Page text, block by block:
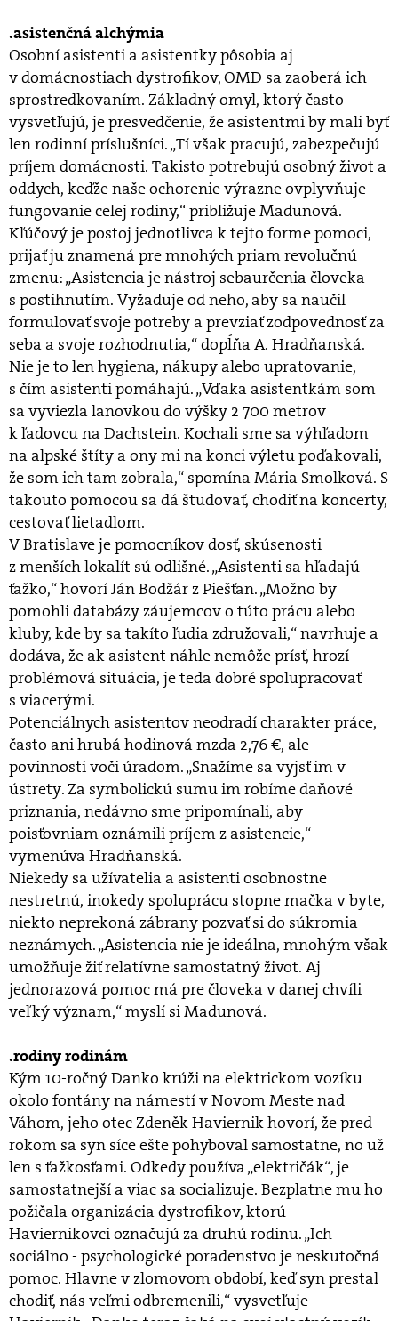
.asistenčná alchýmia
Osobní asistenti a asistentky pôsobia aj
v domácnostiach dystrofikov, OMD sa zaoberá ich
sprostredkovaním. Základný omyl, ktorý často
vysvetľujú, je presvedčenie, že asistentmi by mali byť
len rodinní príslušníci. „Tí však pracujú, zabezpečujú
príjem domácnosti. Takisto potrebujú osobný život a
oddych, keďže naše ochorenie výrazne ovplyvňuje
fungovanie celej rodiny,“ približuje Madunová.
Kľúčový je postoj jednotlivca k tejto forme pomoci,
prijať ju znamená pre mnohých priam revolučnú
zmenu: „Asistencia je nástroj sebaurčenia človeka
s postihnutím. Vyžaduje od neho, aby sa naučil
formulovať svoje potreby a prevziať zodpovednosť za
seba a svoje rozhodnutia,“ dopĺňa A. Hradňanská.
Nie je to len hygiena, nákupy alebo upratovanie,
s čím asistenti pomáhajú. „Vďaka asistentkám som
sa vyviezla lanovkou do výšky 2 700 metrov
k ľadovcu na Dachstein. Kochali sme sa výhľadom
na alpské štíty a ony mi na konci výletu poďakovali,
že som ich tam zobrala,“ spomína Mária Smolková. S
takouto pomocou sa dá študovať, chodiť na koncerty,
cestovať lietadlom.
V Bratislave je pomocníkov dosť, skúsenosti
z menších lokalít sú odlišné. „Asistenti sa hľadajú
ťažko,“ hovorí Ján Bodžár z Piešťan. „Možno by
pomohli databázy záujemcov o túto prácu alebo
kluby, kde by sa takíto ľudia združovali,“ navrhuje a
dodáva, že ak asistent náhle nemôže prísť, hrozí
problémová situácia, je teda dobré spolupracovať
s viacerými.
Potenciálnych asistentov neodradí charakter práce,
často ani hrubá hodinová mzda 2,76 €, ale
povinnosti voči úradom. „Snažíme sa vyjsť im v
ústrety. Za symbolickú sumu im robíme daňové
priznania, nedávno sme pripomínali, aby
poisťovniam oznámili príjem z asistencie,“
vymenúva Hradňanská.
Niekedy sa užívatelia a asistenti osobnostne
nestretnú, inokedy spoluprácu stopne mačka v byte,
niekto neprekoná zábrany pozvať si do súkromia
neznámych. „Asistencia nie je ideálna, mnohým však
umožňuje žiť relatívne samostatný život. Aj
jednorazová pomoc má pre človeka v danej chvíli
veľký význam,“ myslí si Madunová.
.rodiny rodinám
Kým 10-ročný Danko krúži na elektrickom vozíku
okolo fontány na námestí v Novom Meste nad
Váhom, jeho otec Zdeněk Haviernik hovorí, že pred
rokom sa syn síce ešte pohyboval samostatne, no už
len s ťažkosťami. Odkedy používa „električák“, je
samostatnejší a viac sa socializuje. Bezplatne mu ho
požičala organizácia dystrofikov, ktorú
Haviernikovci označujú za druhú rodinu. „Ich
sociálno - psychologické poradenstvo je neskutočná
pomoc. Hlavne v zlomovom období, keď syn prestal
chodiť, nás veľmi odbremenili,“ vysvetľuje